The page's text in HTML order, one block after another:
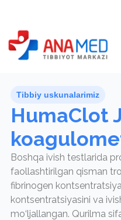
Tibbiy uskunalarimiz
HumaClot
Boshqa ivish testlarida
faollashtirilgan qisman
fibrinogen
kontsentratsiyasini va
mo‘ljallangan. Qurilma